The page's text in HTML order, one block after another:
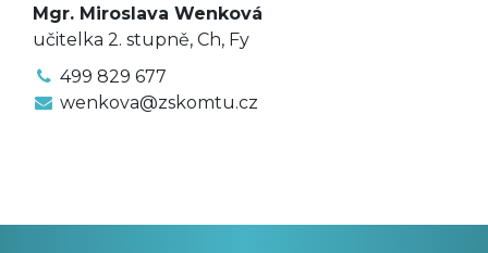
Mgr. Miroslava Wenková
učitelka 2. stupně, Ch, Fy
499 829 677
wenkova@zskomtu.cz